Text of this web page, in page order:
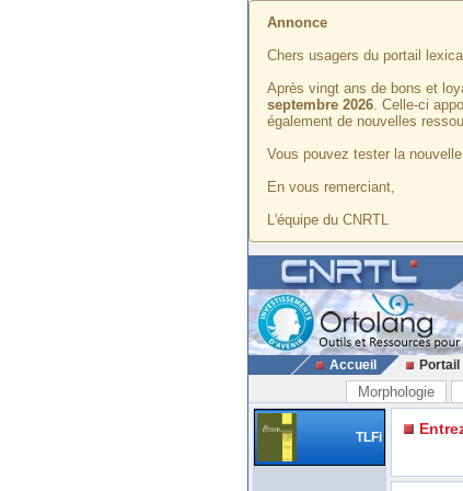
Annonce
Chers usagers du portail
Après vingt ans de bons et
septembre 2026. Celle-ci
également de nouvelles
Vous pouvez tester la
En vous remerciant,
L'équipe du CNRTL
Accueil Portail
Morphologie
TLFi